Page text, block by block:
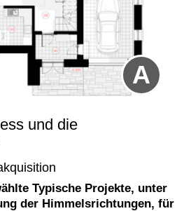
A
und die
Typische Projekte, unter
der Himmelsrichtungen, für